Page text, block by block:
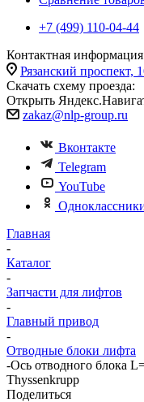
+7 (499) 110-04-44
Контактная информация
Рязанский проспект,
Скачать схему проезда:
Открыть
zakaz@nlp-group.ru
Вконтакте
Telegram
YouTube
Главная
-
Каталог
-
Запчасти для лифтов
-
Главный привод
-
Отводные блоки лифта
-Ось отводного блока
Thyssenkrupp
Поделиться